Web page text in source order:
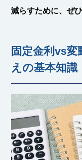
減らすために、ぜ
固定金利vs
えの基本知識